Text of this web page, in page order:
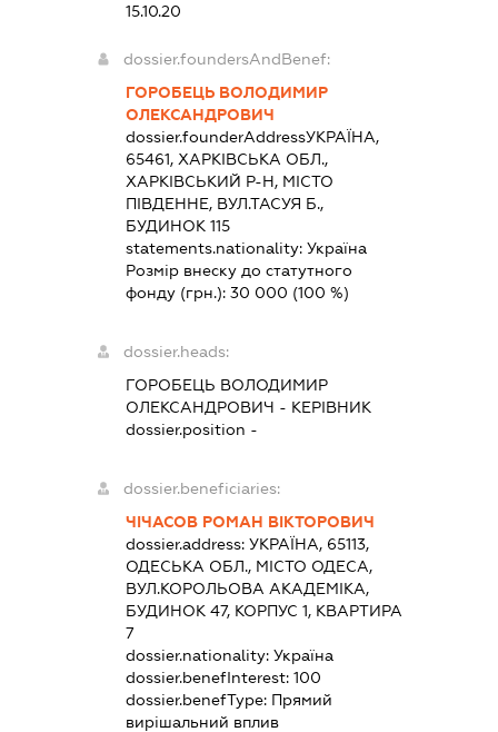
15.10.20
dossier.foundersAndBenef:
ГОРОБЕЦЬ ВОЛОДИМИР
ОЛЕКСАНДРОВИЧ
dossier.founderAddressУКРАЇНА,
65461, ХАРКІВСЬКА ОБЛ.,
ХАРКІВСЬКИЙ Р-Н, МІСТО
ПІВДЕННЕ, ВУЛ.ТАСУЯ Б.,
БУДИНОК 115
statements.nationality: Україна
Розмір внеску до статутного
фонду (грн.): 30 000 (100 %)
dossier.heads:
ГОРОБЕЦЬ ВОЛОДИМИР
ОЛЕКСАНДРОВИЧ - КЕРІВНИК
dossier.position -
dossier.beneficiaries:
ЧІЧАСОВ РОМАН ВІКТОРОВИЧ
dossier.address: УКРАЇНА, 65113,
ОДЕСЬКА ОБЛ., МІСТО ОДЕСА,
ВУЛ.КОРОЛЬОВА АКАДЕМІКА,
БУДИНОК 47, КОРПУС 1, КВАРТИРА
7
dossier.nationality: Україна
dossier.benefInterest: 100
dossier.benefType: Прямий
вирішальний вплив